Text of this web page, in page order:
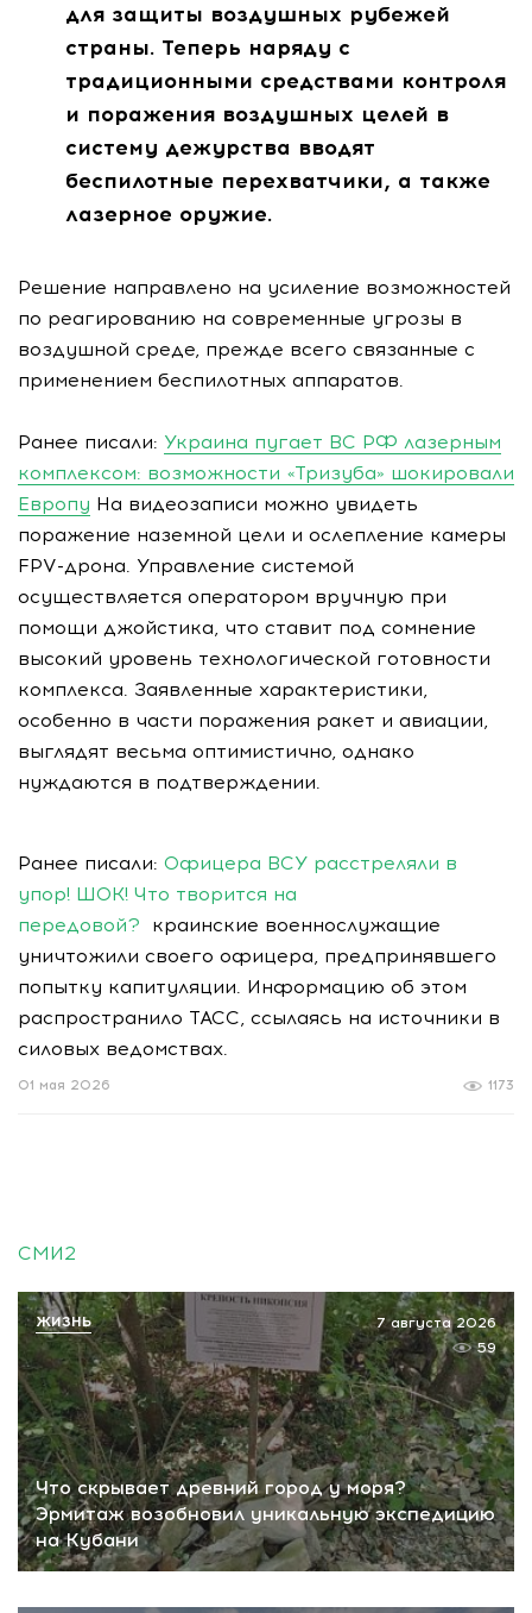
для защиты воздушных рубежей
страны. Теперь наряду с
традиционными средствами контроля
и поражения воздушных целей в
систему дежурства вводят
беспилотные перехватчики, а также
лазерное оружие.
Решение направлено на усиление возможностей
по реагированию на современные угрозы в
воздушной среде, прежде всего связанные с
применением беспилотных аппаратов.
Ранее писали: Украина пугает ВС РФ лазерным
комплексом: возможности «Тризуба» шокировали
Европу На видеозаписи можно увидеть
поражение наземной цели и ослепление камеры
FPV-дрона. Управление системой
осуществляется оператором вручную при
помощи джойстика, что ставит под сомнение
высокий уровень технологической готовности
комплекса. Заявленные характеристики,
особенно в части поражения ракет и авиации,
выглядят весьма оптимистично, однако
нуждаются в подтверждении.
Ранее писали: Офицера ВСУ расстреляли в
упор! ШОК! Что творится на
передовой? краинские военнослужащие
уничтожили своего офицера, предпринявшего
попытку капитуляции. Информацию об этом
распространило ТАСС, ссылаясь на источники в
силовых ведомствах.
1173
01 мая 2026
СМИ2
Что скрывает древний город у моря?
Эрмитаж возобновил уникальную экспедицию
на Кубани
7 августа 2026
59
ЖИЗНЬ